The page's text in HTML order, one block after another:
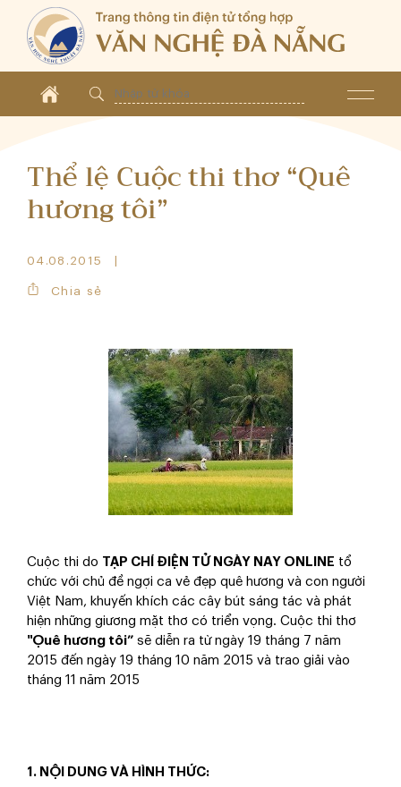
Thể lệ Cuộc thi thơ “Quê
hương tôi”
04.08.2015
Chia sẻ
Cuộc thi do TẠP CHÍ ĐIỆN TỬ NGÀY NAY ONLINE tổ
chức với chủ đề ngợi ca vẻ đẹp quê hương và con người
Việt Nam, khuyến khích các cây bút sáng tác và phát
hiện những giương mặt thơ có triển vọng. Cuộc thi thơ
"Ọuê hương tôi” sẽ diễn ra từ ngày 19 tháng 7 năm
2015 đến ngày 19 tháng 10 năm 2015 và trao giải vào
tháng 11 năm 2015
1. NỘI DUNG VÀ HÌNH THỨC: